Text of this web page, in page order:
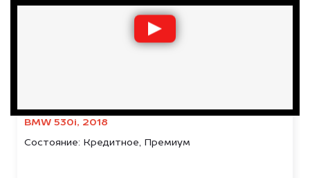
BMW 530i, 2018
Состояние: Кредитное, Премиум